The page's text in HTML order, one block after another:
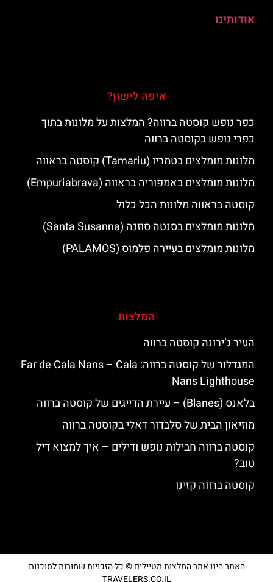
אודותינו
איפה לישון?
כפר נופש קוסטה ברווה? המלצות על מלונות בתוך
כפרי נופש בקוסטה ברווה
מלונות מומלצים בטמריו (Tamariu) קוסטה בראווה
מלונות מומלצים באמפוריה בראווה (Empuriabrava)
קוסטה בראווה מלונות הכל כלול
מלונות מומלצים בסנטה סוזנה (Santa Susanna)
מלונות מומלצים בעיירה פלמוס (PALAMOS)
המלצות
העיר ג’ירונה קוסטה ברווה
המגדלור של קוסטה ברווה: ‪‪Far de Cala Nans – Cala
Nans Lighthouse‬‬
בלאנס (Blanes) – עיירת הדייגים של קוסטה ברווה
מוזיאון הבית של סלבדור דאלי בקוסטה ברווה
קוסטה ברווה חבילות נופש ודילים – איך למצוא דיל
טוב?
קוסטה ברווה קזינו
האתר הינו אתר המלצות מטיילים © כל הזכויות שמורות לסוכנות